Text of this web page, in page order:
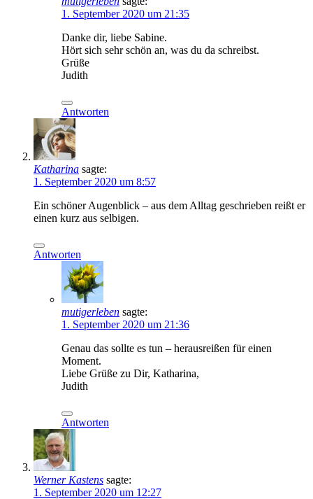
1. September 2020 um 21:35
Danke dir, liebe Sabine.
Hört sich sehr schön an, was du da schreibst.
Grüße
Judith
Antworten
Katharina sagte:
1. September 2020 um 8:57
Ein schöner Augenblick – aus dem Alltag geschrieben reißt er
einen kurz aus selbigen.
Antworten
mutigerleben sagte:
1. September 2020 um 21:36
Genau das sollte es tun – herausreißen für einen
Moment.
Liebe Grüße zu Dir, Katharina,
Judith
Antworten
Werner Kastens sagte:
1. September 2020 um 12:27